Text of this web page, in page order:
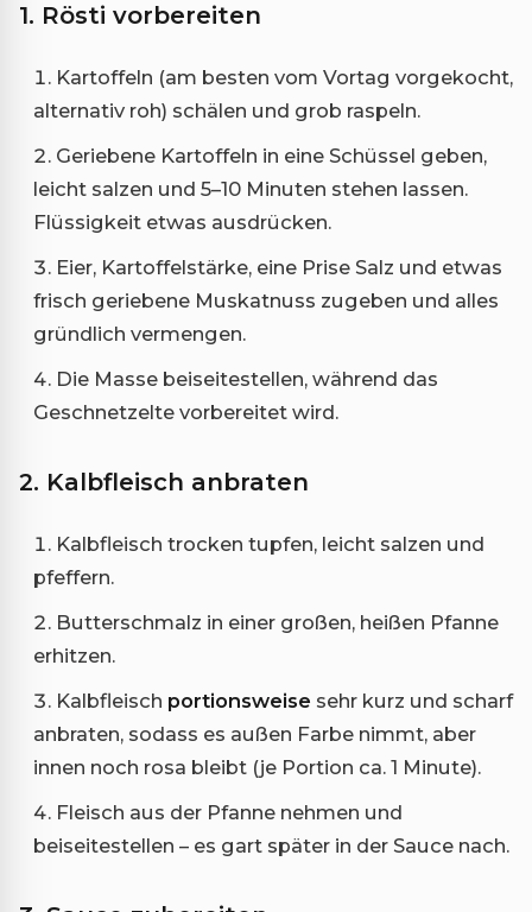
1. Rösti vorbereiten
Kartoffeln (am besten vom Vortag vorgekocht,
alternativ roh) schälen und grob raspeln.
Geriebene Kartoffeln in eine Schüssel geben,
leicht salzen und 5–10 Minuten stehen lassen.
Flüssigkeit etwas ausdrücken.
Eier, Kartoffelstärke, eine Prise Salz und etwas
frisch geriebene Muskatnuss zugeben und alles
gründlich vermengen.
Die Masse beiseitestellen, während das
Geschnetzelte vorbereitet wird.
2. Kalbfleisch anbraten
Kalbfleisch trocken tupfen, leicht salzen und
pfeffern.
Butterschmalz in einer großen, heißen Pfanne
erhitzen.
Kalbfleisch portionsweise sehr kurz und scharf
anbraten, sodass es außen Farbe nimmt, aber
innen noch rosa bleibt (je Portion ca. 1 Minute).
Fleisch aus der Pfanne nehmen und
beiseitestellen – es gart später in der Sauce nach.